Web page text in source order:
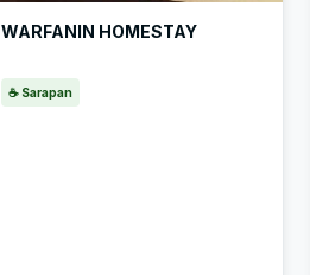
WARFANIN HOMESTAY
☕ Sarapan